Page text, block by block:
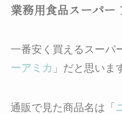
業務用食品スーパー
一番安く買えるスーパ
ーアミカ 」だと思いま
通販で見た商品名は「